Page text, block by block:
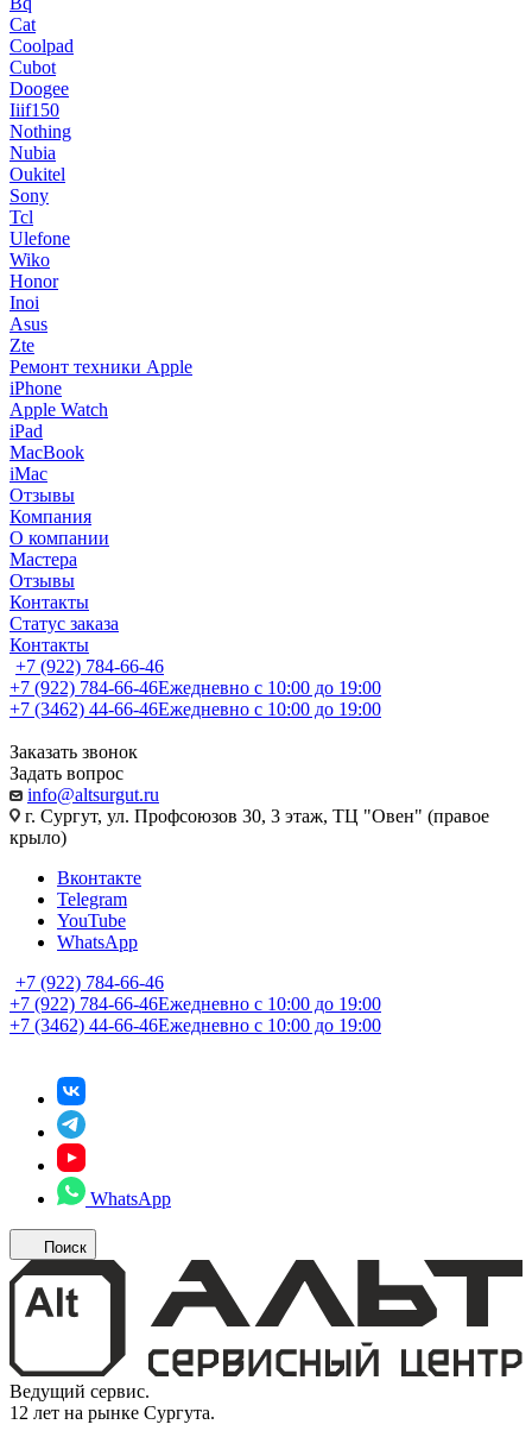
Cat
Coolpad
Cubot
Doogee
Iiif150
Nothing
Nubia
Oukitel
Sony
Tcl
Ulefone
Wiko
Honor
Inoi
Asus
Zte
Ремонт техники Apple
iPhone
Apple Watch
iPad
MacBook
iMac
Отзывы
Компания
О компании
Мастера
Отзывы
Контакты
Статус заказа
Контакты
+7 (922) 784-66-46
+7 (922) 784-66-46Ежедневно с 10:00 до 19:00
+7 (3462) 44-66-46Ежедневно с 10:00 до 19:00
Заказать звонок
Задать вопрос
info@altsurgut.ru
г. Сургут, ул. Профсоюзов 30, 3 этаж, ТЦ "Овен" (правое
крыло)
Вконтакте
Telegram
YouTube
WhatsApp
+7 (922) 784-66-46
+7 (922) 784-66-46Ежедневно с 10:00 до 19:00
+7 (3462) 44-66-46Ежедневно с 10:00 до 19:00
WhatsApp
Поиск
Ведущий сервис.
12 лет на рынке Сургута.